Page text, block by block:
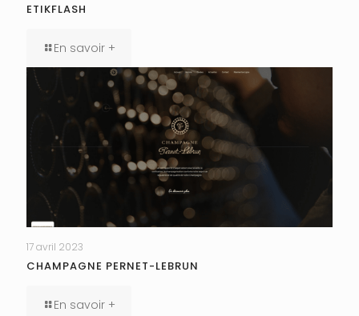
ETIKFLASH
En savoir +
17 avril 2023
CHAMPAGNE PERNET-LEBRUN
En savoir +